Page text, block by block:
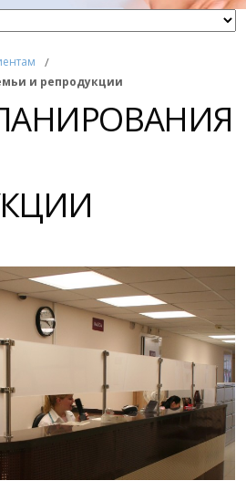
/
и репродукции